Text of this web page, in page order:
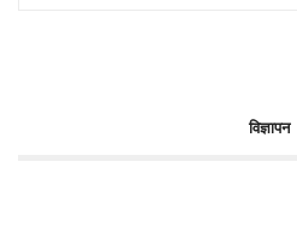
विज्ञापन